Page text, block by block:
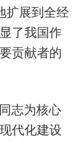
扩展到全经
了我国作
贡献者的
志为核心
代化建设